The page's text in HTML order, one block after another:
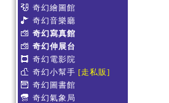
奇幻繪圖館
奇幻音樂廳
奇幻寫真館
奇幻伸展台
奇幻電影院
奇幻小幫手 [走私販]
奇幻圖書館
奇幻氣象局